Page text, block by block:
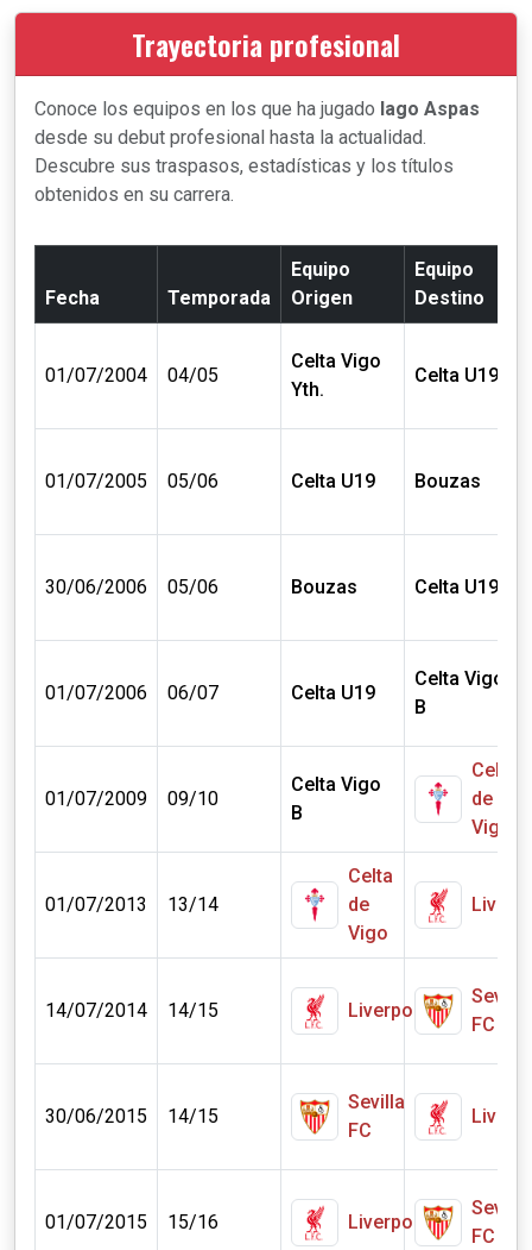
Trayectoria profesional
Conoce los equipos en los que ha jugado Iago Aspas
desde su debut profesional hasta la actualidad.
Descubre sus traspasos, estadísticas y los títulos
obtenidos en su carrera.
Fecha Temporada
Equipo
Origen
Equipo
Destino
01/07/2004 04/05
Celta Vigo
Yth.
Celta U19
01/07/2005 05/06 Celta U19 Bouzas
30/06/2006 05/06 Bouzas Celta U19
01/07/2006 06/07 Celta U19
Celta Vigo
B
01/07/2009 09/10
Celta Vigo
B
Celta
de
Vigo
01/07/2013 13/14
Celta
de
Vigo
14/07/2014 14/15 Liverpool
Sevilla
FC
30/06/2015 14/15
Sevilla
FC
01/07/2015 15/16 Liverpool
Sevilla
FC